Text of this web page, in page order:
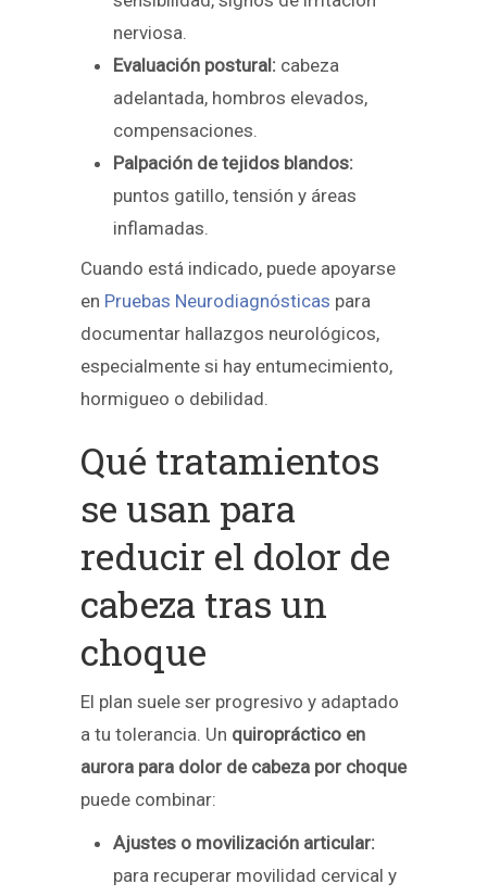
nerviosa.
Evaluación postural: cabeza
adelantada, hombros elevados,
compensaciones.
Palpación de tejidos blandos:
puntos gatillo, tensión y áreas
inflamadas.
Cuando está indicado, puede apoyarse
en Pruebas Neurodiagnósticas para
documentar hallazgos neurológicos,
especialmente si hay entumecimiento,
hormigueo o debilidad.
Qué tratamientos
se usan para
reducir el dolor de
cabeza tras un
choque
El plan suele ser progresivo y adaptado
a tu tolerancia. Un quiropráctico en
aurora para dolor de cabeza por choque
puede combinar:
Ajustes o movilización articular:
para recuperar movilidad cervical y